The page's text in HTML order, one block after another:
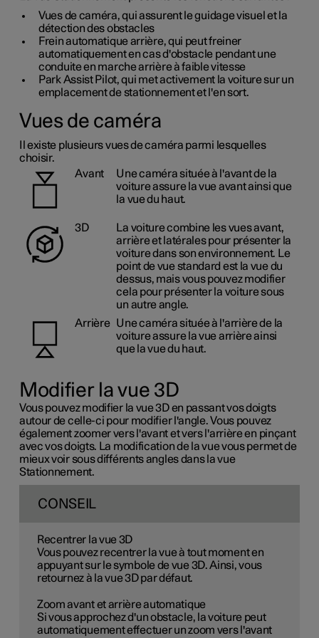
Vues de caméra, qui assurent le guidage visuel et la
détection des obstacles
Frein automatique arrière, qui peut freiner
automatiquement en cas d'obstacle pendant une
conduite en marche arrière à faible vitesse
Park Assist Pilot, qui met activement la voiture sur un
emplacement de stationnement et l'en sort.
Vues de caméra
Il existe plusieurs vues de caméra parmi lesquelles
choisir.
Avant
Une caméra située à l'avant de la
voiture assure la vue avant ainsi que
la vue du haut.
3D
La voiture combine les vues avant,
arrière et latérales pour présenter la
voiture dans son environnement. Le
point de vue standard est la vue du
dessus, mais vous pouvez modifier
cela pour présenter la voiture sous
un autre angle.
Arrière
Une caméra située à l'arrière de la
voiture assure la vue arrière ainsi
que la vue du haut.
Modifier la vue 3D
Vous pouvez modifier la vue 3D en passant vos doigts
autour de celle-ci pour modifier l'angle. Vous pouvez
également zoomer vers l'avant et vers l'arrière en pinçant
avec vos doigts. La modification de la vue vous permet de
mieux voir sous différents angles dans la vue
Stationnement.
CONSEIL
Recentrer la vue 3D
Vous pouvez recentrer la vue à tout moment en
appuyant sur le symbole de vue 3D. Ainsi, vous
retournez à la vue 3D par défaut.
Zoom avant et arrière automatique
Si vous approchez d'un obstacle, la voiture peut
automatiquement effectuer un zoom vers l'avant